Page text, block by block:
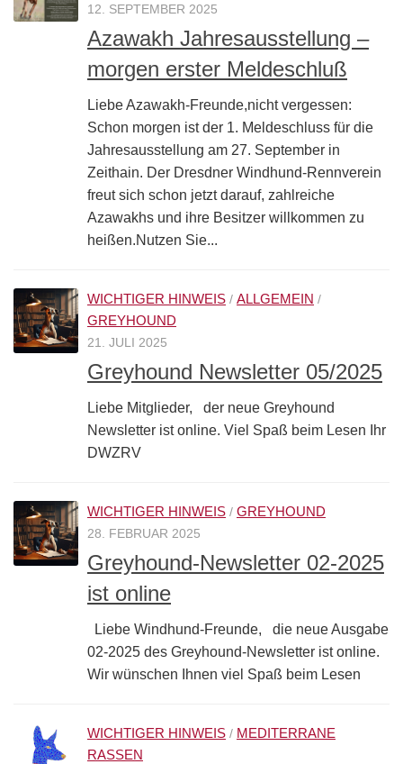
12. SEPTEMBER 2025
Azawakh Jahresausstellung –
morgen erster Meldeschluß
Liebe Azawakh-Freunde,nicht vergessen:
Schon morgen ist der 1. Meldeschluss für die
Jahresausstellung am 27. September in
Zeithain. Der Dresdner Windhund-Rennverein
freut sich schon jetzt darauf, zahlreiche
Azawakhs und ihre Besitzer willkommen zu
heißen.Nutzen Sie...
WICHTIGER HINWEIS / ALLGEMEIN /
GREYHOUND
21. JULI 2025
Greyhound Newsletter 05/2025
Liebe Mitglieder, der neue Greyhound
Newsletter ist online. Viel Spaß beim Lesen Ihr
DWZRV
WICHTIGER HINWEIS / GREYHOUND
28. FEBRUAR 2025
Greyhound-Newsletter 02-2025
ist online
Liebe Windhund-Freunde, die neue Ausgabe
02-2025 des Greyhound-Newsletter ist online.
Wir wünschen Ihnen viel Spaß beim Lesen
WICHTIGER HINWEIS / MEDITERRANE
RASSEN